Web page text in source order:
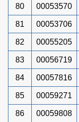
80 00053570
81 00053706
82 00055205
83 00056719
84 00057816
85 00059271
86 00059808